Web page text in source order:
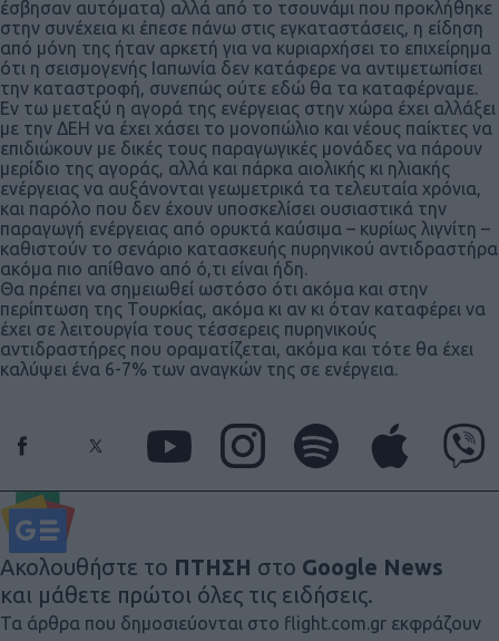
έσβησαν αυτόματα) αλλά από το τσουνάμι που προκλήθηκε
στην συνέχεια κι έπεσε πάνω στις εγκαταστάσεις, η είδηση
από μόνη της ήταν αρκετή για να κυριαρχήσει το επιχείρημα
ότι η σεισμογενής Ιαπωνία δεν κατάφερε να αντιμετωπίσει
την καταστροφή, συνεπώς ούτε εδώ θα τα καταφέρναμε.
Εν τω μεταξύ η αγορά της ενέργειας στην χώρα έχει αλλάξει
με την ΔΕΗ να έχει χάσει το μονοπώλιο και νέους παίκτες να
επιδιώκουν με δικές τους παραγωγικές μονάδες να πάρουν
μερίδιο της αγοράς, αλλά και πάρκα αιολικής κι ηλιακής
ενέργειας να αυξάνονται γεωμετρικά τα τελευταία χρόνια,
και παρόλο που δεν έχουν υποσκελίσει ουσιαστικά την
παραγωγή ενέργειας από ορυκτά καύσιμα – κυρίως λιγνίτη –
καθιστούν το σενάριο κατασκευής πυρηνικού αντιδραστήρα
ακόμα πιο απίθανο από ό,τι είναι ήδη.
Θα πρέπει να σημειωθεί ωστόσο ότι ακόμα και στην
περίπτωση της Τουρκίας, ακόμα κι αν κι όταν καταφέρει να
έχει σε λειτουργία τους τέσσερεις πυρηνικούς
αντιδραστήρες που οραματίζεται, ακόμα και τότε θα έχει
καλύψει ένα 6-7% των αναγκών της σε ενέργεια.
Ακολουθήστε το ΠΤΗΣΗ στο Google News
και μάθετε πρώτοι όλες τις ειδήσεις.
Τα άρθρα που δημοσιεύονται στο flight.com.gr εκφράζουν